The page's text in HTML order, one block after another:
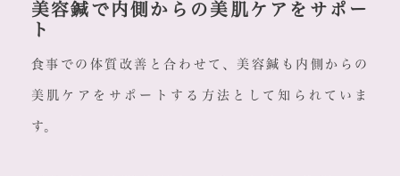
美容鍼で内側からの美肌ケアをサポー
ト
食事での体質改善と合わせて、美容鍼も内側からの
美肌ケアをサポートする方法として知られていま
す。